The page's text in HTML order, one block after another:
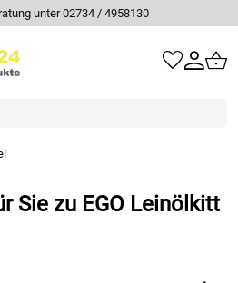
unter 02734 / 4958130
Sie zu EGO Leinölkitt